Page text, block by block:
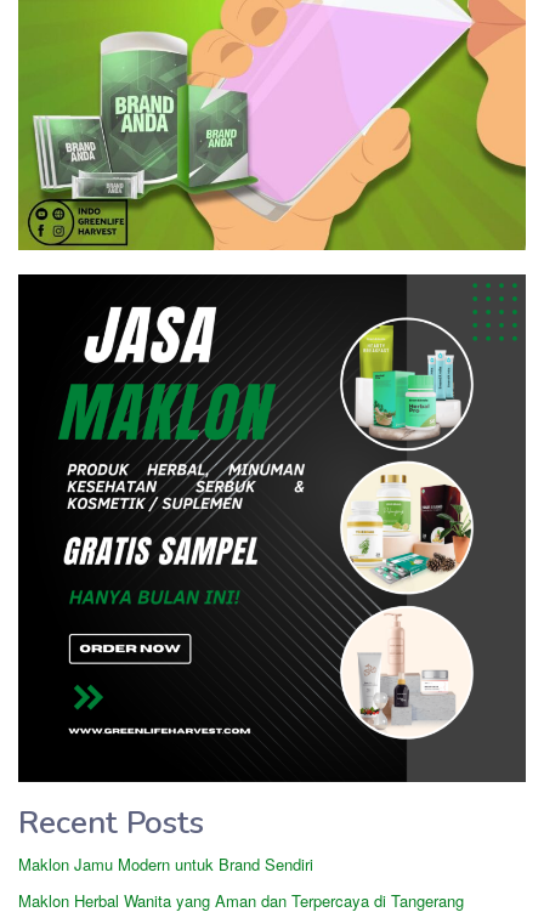
Recent Posts
Maklon Jamu Modern untuk Brand Sendiri
Maklon Herbal Wanita yang Aman dan Terpercaya di Tangerang